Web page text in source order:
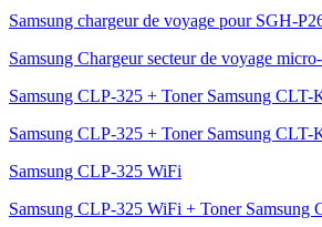
Samsung chargeur de voyage pour SGH-
Samsung Chargeur secteur de voyage
Samsung CLP-325 + Toner Samsung
Samsung CLP-325 + Toner Samsung
Samsung CLP-325 WiFi
Samsung CLP-325 WiFi + Toner